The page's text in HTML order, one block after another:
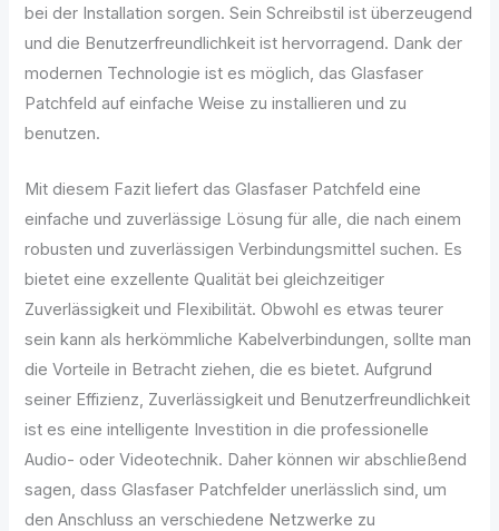
bei der Installation sorgen. Sein Schreibstil ist überzeugend
und die Benutzerfreundlichkeit ist hervorragend. Dank der
modernen Technologie ist es möglich, das Glasfaser
Patchfeld auf einfache Weise zu installieren und zu
benutzen.
Mit diesem Fazit liefert das Glasfaser Patchfeld eine
einfache und zuverlässige Lösung für alle, die nach einem
robusten und zuverlässigen Verbindungsmittel suchen. Es
bietet eine exzellente Qualität bei gleichzeitiger
Zuverlässigkeit und Flexibilität. Obwohl es etwas teurer
sein kann als herkömmliche Kabelverbindungen, sollte man
die Vorteile in Betracht ziehen, die es bietet. Aufgrund
seiner Effizienz, Zuverlässigkeit und Benutzerfreundlichkeit
ist es eine intelligente Investition in die professionelle
Audio- oder Videotechnik. Daher können wir abschließend
sagen, dass Glasfaser Patchfelder unerlässlich sind, um
den Anschluss an verschiedene Netzwerke zu